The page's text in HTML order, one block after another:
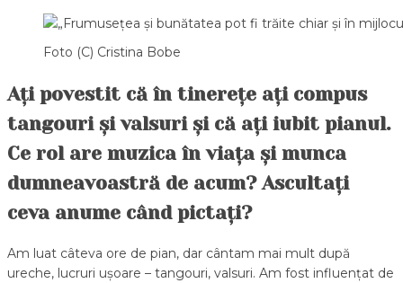
Foto (C) Cristina Bobe
Ați povestit că în tinerețe ați compus
tangouri și valsuri și că ați iubit pianul.
Ce rol are muzica în viața și munca
dumneavoastră de acum? Ascultați
ceva anume când pictați?
Am luat câteva ore de pian, dar cântam mai mult după
ureche, lucruri ușoare – tangouri, valsuri. Am fost influențat de